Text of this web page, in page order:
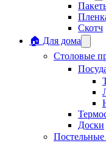
Скотч
🏠 Для дома
Столовые
Доски